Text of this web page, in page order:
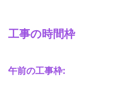
工事の時間枠
午前の工事枠: